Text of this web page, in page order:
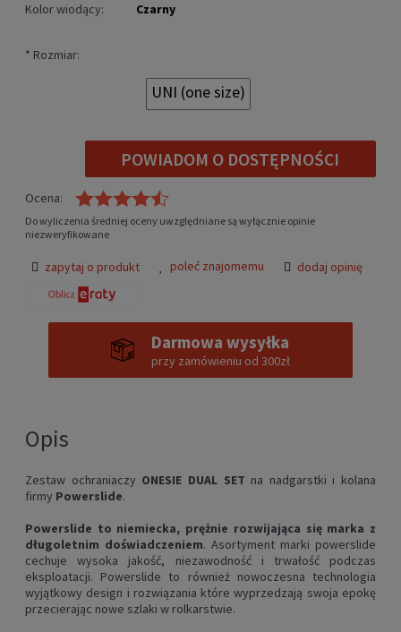
Kolor wiodący:
Czarny
* Rozmiar:
UNI (one size)
POWIADOM O DOSTĘPNOŚCI
Ocena:
Do wyliczenia średniej oceny uwzględniane są wyłącznie opinie
niezweryfikowane
zapytaj o produkt poleć znajomemu dodaj opinię
Darmowa wysyłka
przy zamówieniu od 300zł
Opis
Zestaw ochraniaczy ONESIE DUAL SET na nadgarstki i kolana
firmy Powerslide.
Powerslide to niemiecka, prężnie rozwijająca się marka z
długoletnim doświadczeniem. Asortyment marki powerslide
cechuje wysoka jakość, niezawodność i trwałość podczas
eksploatacji. Powerslide to również nowoczesna technologia
wyjątkowy design i rozwiązania które wyprzedzają swoja epokę
przecierając nowe szlaki w rolkarstwie.